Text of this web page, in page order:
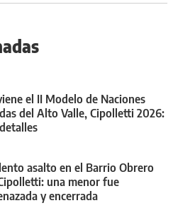
el II Modelo de Naciones
del Alto Valle, Cipolletti 2026:
asalto en el Barrio Obrero
una menor fue
y encerrada